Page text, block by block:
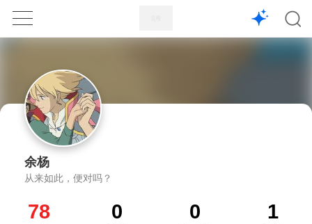
1X
余杨
从来如此，便对吗？
78 0 0 1